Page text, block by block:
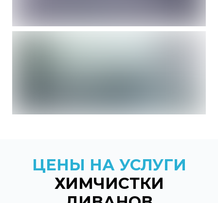
ЦЕНЫ НА УСЛУГИ
ХИМЧИСТКИ